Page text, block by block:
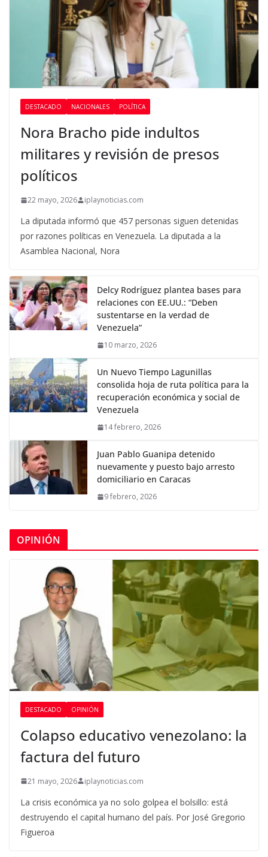
DESTACADO NACIONALES POLÍTICA
Nora Bracho pide indultos
militares y revisión de presos
políticos
22 mayo, 2026 iplaynoticias.com
La diputada informó que 457 personas siguen detenidas
por razones políticas en Venezuela. La diputada a la
Asamblea Nacional, Nora
Delcy Rodríguez plantea bases para
relaciones con EE.UU.: “Deben
sustentarse en la verdad de
Venezuela”
10 marzo, 2026
Un Nuevo Tiempo Lagunillas
consolida hoja de ruta política para la
recuperación económica y social de
Venezuela
14 febrero, 2026
Juan Pablo Guanipa detenido
nuevamente y puesto bajo arresto
domiciliario en Caracas
9 febrero, 2026
OPINIÓN
DESTACADO OPINIÓN
Colapso educativo venezolano: la
factura del futuro
21 mayo, 2026 iplaynoticias.com
La crisis económica ya no solo golpea el bolsillo: está
destruyendo el capital humano del país. Por José Gregorio
Figueroa